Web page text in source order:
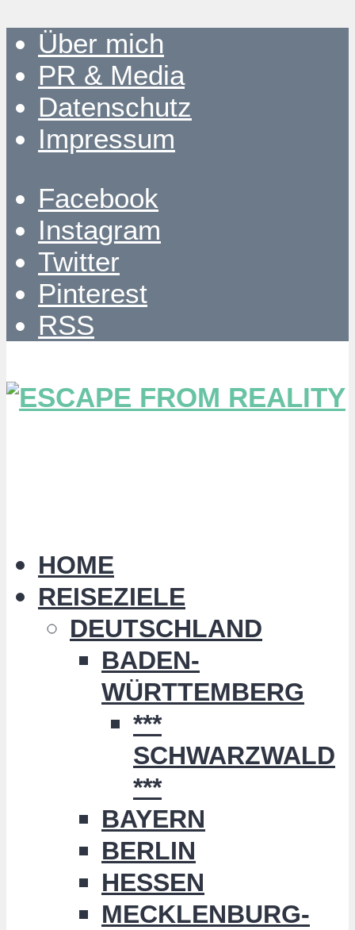
Über mich
PR & Media
Datenschutz
Impressum
Facebook
Instagram
Twitter
Pinterest
RSS
HOME
REISEZIELE
DEUTSCHLAND
BADEN-
WÜRTTEMBERG
***
SCHWARZWALD
***
BAYERN
BERLIN
HESSEN
MECKLENBURG-